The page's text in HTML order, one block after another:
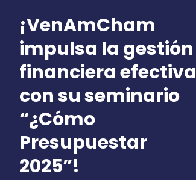
¡VenAmCham
impulsa la gestión
financiera efectiva
con su seminario
“¿Cómo
Presupuestar
2025”!